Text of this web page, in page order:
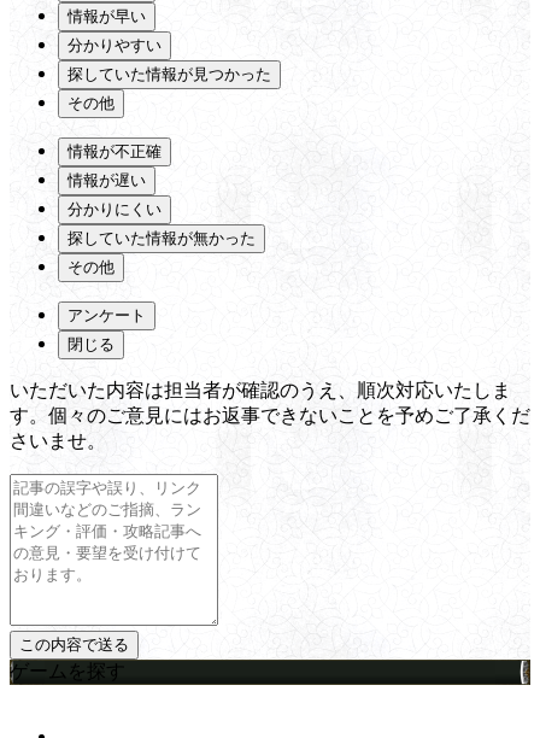
情報が早い
分かりやすい
探していた情報が見つかった
その他
情報が不正確
情報が遅い
分かりにくい
探していた情報が無かった
その他
アンケート
閉じる
いただいた内容は担当者が確認のうえ、順次対応いたしま
す。個々のご意見にはお返事できないことを予めご了承くだ
さいませ。
ゲームを探す